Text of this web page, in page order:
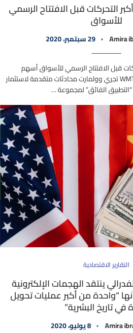
التحركات قبل الافتتاح الرسمي
للأسواق
Amira 29 سبتمبر، 2020
قبل الافتتاح الرسمي للأسواق أسهم
وولمارت رمزها في الأسواق WMT تجري وولمارت محادثات متقدمة لاستثمار
التقارير الاقتصادية
ينتقد الهجمات الإلكترونية
“واحدة من أكبر عمليات تحويل
في تاريخ البشرية”
Amira 8 يوليو، 2020